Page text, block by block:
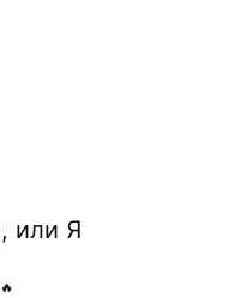
или Я
🔥